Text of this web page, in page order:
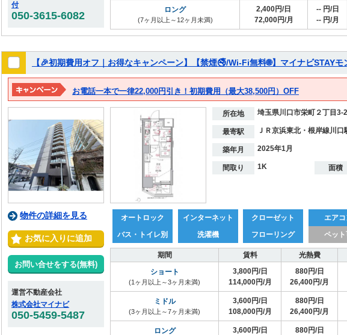
付
050-3615-6082 ロング
(7ヶ月以上～12ヶ月未満)
2,400円/日
72,000円/月
-- 円/日
-- 円/月
【🎉初期費用オフ｜お得なキャンペーン】【禁煙🚭/Wi-Fi無料🌐】マイナビSTAY
お電話一本で一律22,000円引き！初期費用（最大38,500円）OFF
所在地 埼玉県川口市栄町２丁目3-
最寄駅 ＪＲ京浜東北・根岸線川口
築年月 2025年1月
間取り 1K 面積
物件の詳細を見る
お気に入りに追加
お問い合せをする(無料)
運営不動産会社
株式会社マイナビ
050-5459-5487
オートロック インターネット クローゼット エア
バス・トイレ別
洗濯機 フローリング ペッ
期間 賃料 光熱費
ショート
(1ヶ月以上～3ヶ月未満)
3,800円/日
114,000円/月
880円/日
26,400円/月
ミドル
(3ヶ月以上～7ヶ月未満)
3,600円/日
108,000円/月
880円/日
26,400円/月
ロング 3,600円/日 880円/日